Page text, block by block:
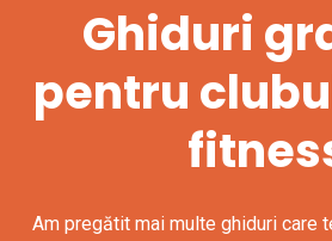
Ghiduri
pentru
Am pregătit mai multe ghiduri care